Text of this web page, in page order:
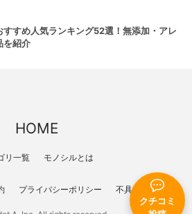
クチコミ
すすめ人気ランキング52選！無添加・アレ
を紹介
HOME
リ一覧 モノシルとは
プライバシーポリシー 不具合報告